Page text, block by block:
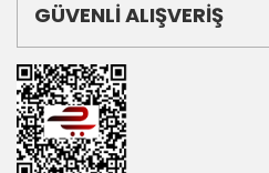
GÜVENLİ ALIŞVERİŞ